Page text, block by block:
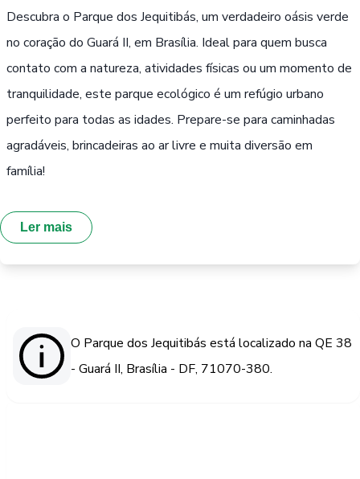
Descubra o Parque dos Jequitibás, um verdadeiro oásis verde
no coração do Guará II, em Brasília. Ideal para quem busca
contato com a natureza, atividades físicas ou um momento de
tranquilidade, este parque ecológico é um refúgio urbano
perfeito para todas as idades. Prepare-se para caminhadas
agradáveis, brincadeiras ao ar livre e muita diversão em
família!
Ler mais
O Parque dos Jequitibás está localizado na QE 38
- Guará II, Brasília - DF, 71070-380.